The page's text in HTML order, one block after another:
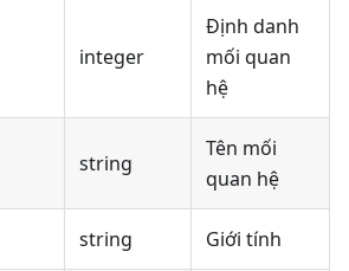
integer
Định danh
mối quan
hệ
string
Tên mối
quan hệ
string Giới tính